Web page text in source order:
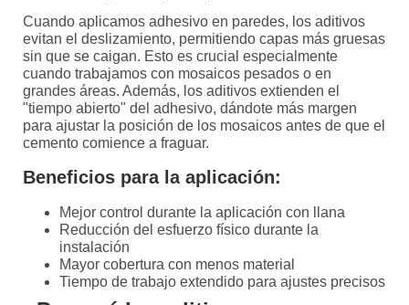
Cuando aplicamos adhesivo en paredes, los aditivos
evitan el deslizamiento, permitiendo capas más gruesas
sin que se caigan. Esto es crucial especialmente
cuando trabajamos con mosaicos pesados o en
grandes áreas. Además, los aditivos extienden el
"tiempo abierto" del adhesivo, dándote más margen
para ajustar la posición de los mosaicos antes de que el
cemento comience a fraguar.
Beneficios para la aplicación:
Mejor control durante la aplicación con llana
Reducción del esfuerzo físico durante la
instalación
Mayor cobertura con menos material
Tiempo de trabajo extendido para ajustes precisos